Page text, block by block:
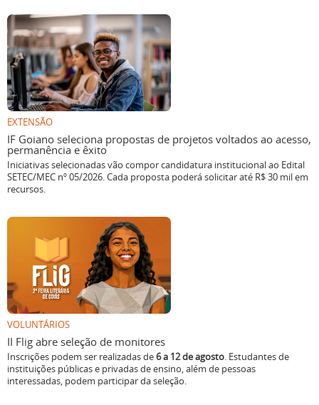
EXTENSÃO
IF Goiano seleciona propostas de projetos voltados ao acesso,
permanência e êxito
Iniciativas selecionadas vão compor candidatura institucional ao Edital
SETEC/MEC nº 05/2026. Cada proposta poderá solicitar até R$ 30 mil em
recursos.
VOLUNTÁRIOS
II Flig abre seleção de monitores
Inscrições podem ser realizadas de6 a 12 de agosto
instituições públicas e privadas de ensino, além de pessoas
interessadas, podem participar da seleção.